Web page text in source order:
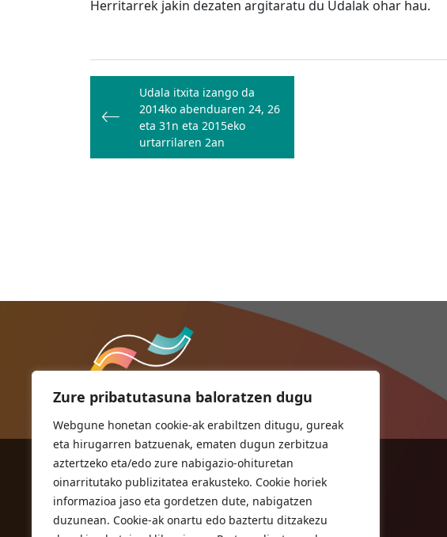
Zure pribatutasuna baloratzen dugu
Webgune honetan cookie-ak erabiltzen ditugu, gureak
eta hirugarren batzuenak, ematen dugun zerbitzua
aztertzeko eta/edo zure nabigazio-ohituretan
oinarritutako publizitatea erakusteko. Cookie horiek
informazioa jaso eta gordetzen dute, nabigatzen
duzunean. Cookie-ak onartu edo baztertu ditzakezu
Herritarrek jakin dezaten argitaratu du Udalak ohar hau.
Bidalketetan
zehar
nabigatu
Udala itxita izango da
2014ko abenduaren 24, 26
eta 31n eta 2015eko
urtarrilaren 2an
ORIOKO UDALA
Herriko plaza,1
20810 Orio (Gipuzkoa)
T. 943 83 03 46